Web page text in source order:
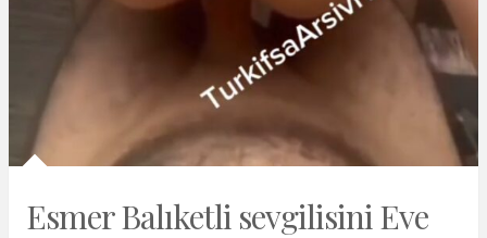
Esmer Balıketli sevgilisini Eve